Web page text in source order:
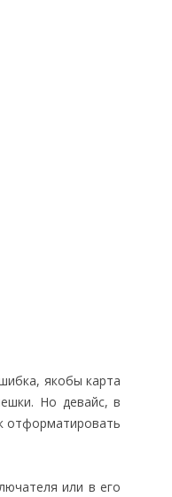
якобы карта
Но девайс, в
отформатировать
или в его